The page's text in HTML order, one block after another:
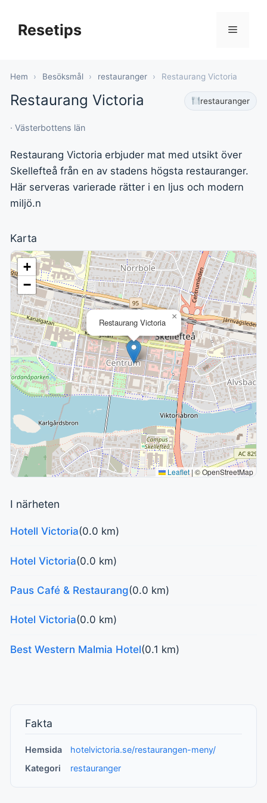
innehållResetips Meny
Hem › Besöksmål › restauranger › Restaurang Victoria
Restaurang Victoria restauranger
· Västerbottens län
Restaurang Victoria erbjuder mat med utsikt över
Skellefteå från en av stadens högsta restauranger.
Här serveras varierade rätter i en ljus och modern
miljö.n
Karta
Restaurang Victoria
×
+
−
Leaflet|© OpenStreetMap
I närheten
Hotell Victoria(0.0 km)
Hotel Victoria(0.0 km)
Paus Café & Restaurang(0.0 km)
Hotel Victoria(0.0 km)
Best Western Malmia Hotel(0.1 km)
Fakta
Hemsida
hotelvictoria.se/restaurangen-meny/
Kategori
restauranger